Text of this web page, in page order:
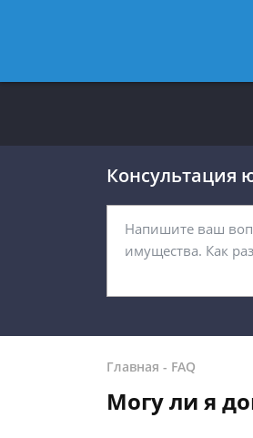
Консультация
Главная - FAQ
Могу ли я